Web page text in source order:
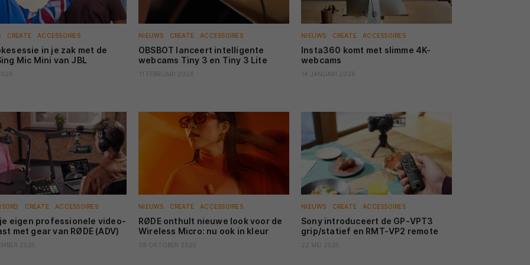
CREATE ACCESSOIRES
in je zak met de
Mic Mini van JBL
NIEUWS CREATE ACCESSOIRES
OBSBOT lanceert intelligente
webcams Tiny 3 en Tiny 3 Lite
11 FEBRUARI 2026
NIEUWS CREATE ACCESSOIRES
Insta360 komt met slimme 4K-
webcams
14 JANUARI 2026
CREATE ACCESSOIRES
eigen professionele video-
met gear van RØDE (ADV)
2025
NIEUWS CREATE ACCESSOIRES
RØDE onthult nieuwe look voor de
Wireless Micro: nu ook in kleur
08 OKTOBER 2025
NIEUWS CREATE ACCESSOIRES
Sony introduceert de GP-VPT3
grip/statief en RMT-VP2 remote
22 MEI 2025